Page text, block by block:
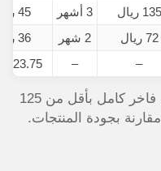
135 ريال 3 أشهر
45 ريال
72 ريال 2 شهر
36 ريال
–
– 123.75 ريال
بهذه الطريقة، تحصلين على روتين فاخر كامل بأقل من 125
بجودة المنتجات.